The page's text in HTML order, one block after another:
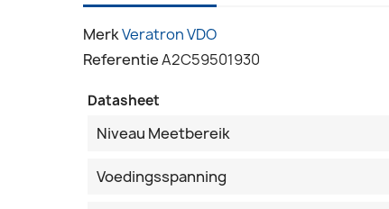
MerkVeratron VDO
ReferentieA2C59501930
Datasheet
Niveau Meetbereik
Voedingsspanning